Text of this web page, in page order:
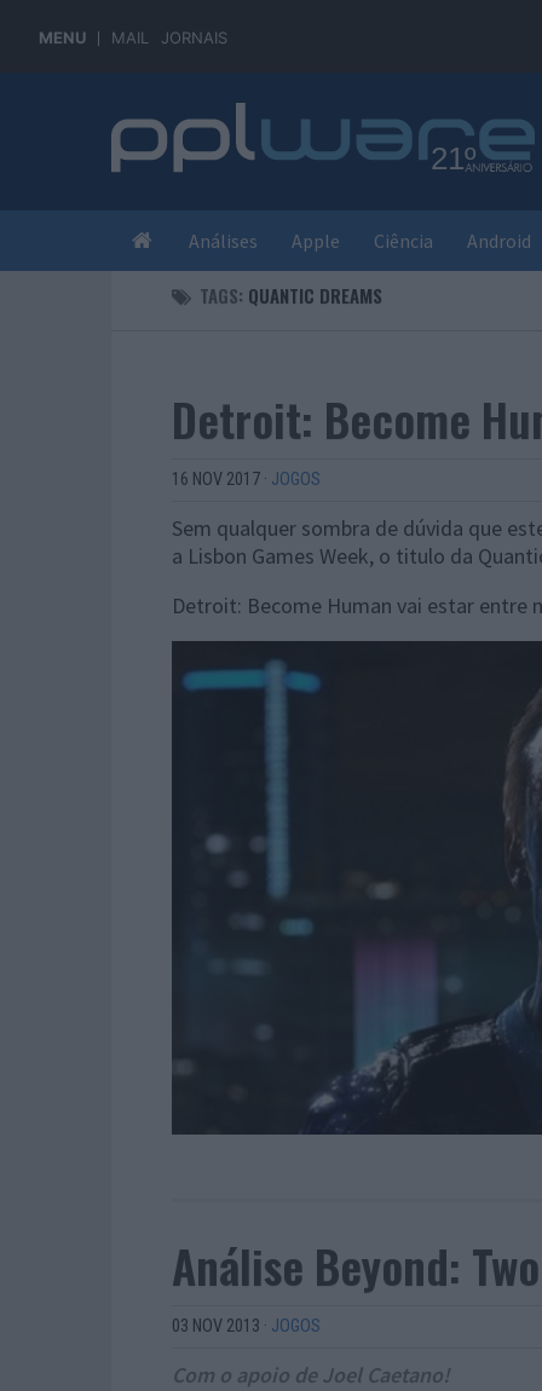
MENU MAIL JORNAIS
Análises Apple Ciência Android
TAGS: QUANTIC DREAMS
Detroit: Become
16 NOV 2017 · JOGOS
Sem qualquer sombra de dúvida que
a Lisbon Games Week, o titulo da
Detroit: Become Human vai estar entre
Análise Beyond:
03 NOV 2013 · JOGOS
Com o apoio de Joel Caetano!